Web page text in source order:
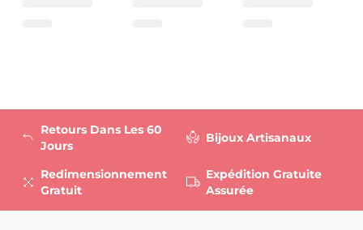
Retours Dans Les 60
Jours
Redimensionnement
Gratuit
Bijoux Artisanaux
Expédition Gratuite
Assurée